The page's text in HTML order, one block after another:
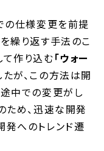
の仕様変更を前提
繰り返す手法のこ
作り込む「ウォー
が、この方法は開
中での変更がし
ため、迅速な開発
へのトレンド遷